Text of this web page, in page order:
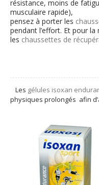
résistance, moins de
musculaire rapide),
pensez à porter les
pendant l’effort. Et pour
les chaussettes de
Les gélules isoxan
physiques prolongés afin